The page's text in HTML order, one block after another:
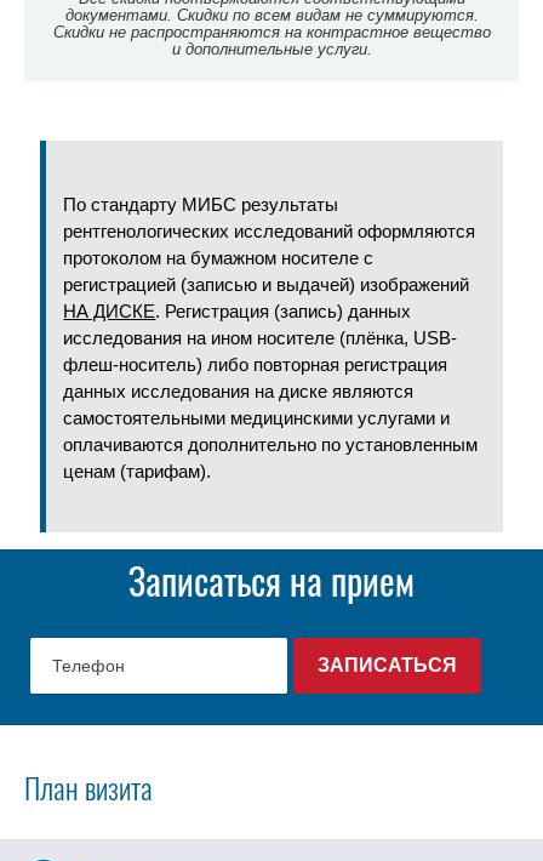
документами. Скидки по всем видам не суммируются.
Скидки не распространяются на контрастное вещество
и дополнительные услуги.
По стандарту МИБС результаты
рентгенологических исследований оформляются
протоколом на бумажном носителе с
регистрацией (записью и выдачей) изображений
НА ДИСКЕ. Регистрация (запись) данных
исследования на ином носителе (плёнка, USB-
флеш-носитель) либо повторная регистрация
данных исследования на диске являются
самостоятельными медицинскими услугами и
оплачиваются дополнительно по установленным
ценам (тарифам).
Записаться на прием
План визита